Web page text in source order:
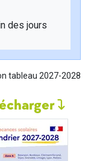
des jours
tableau 2027-2028